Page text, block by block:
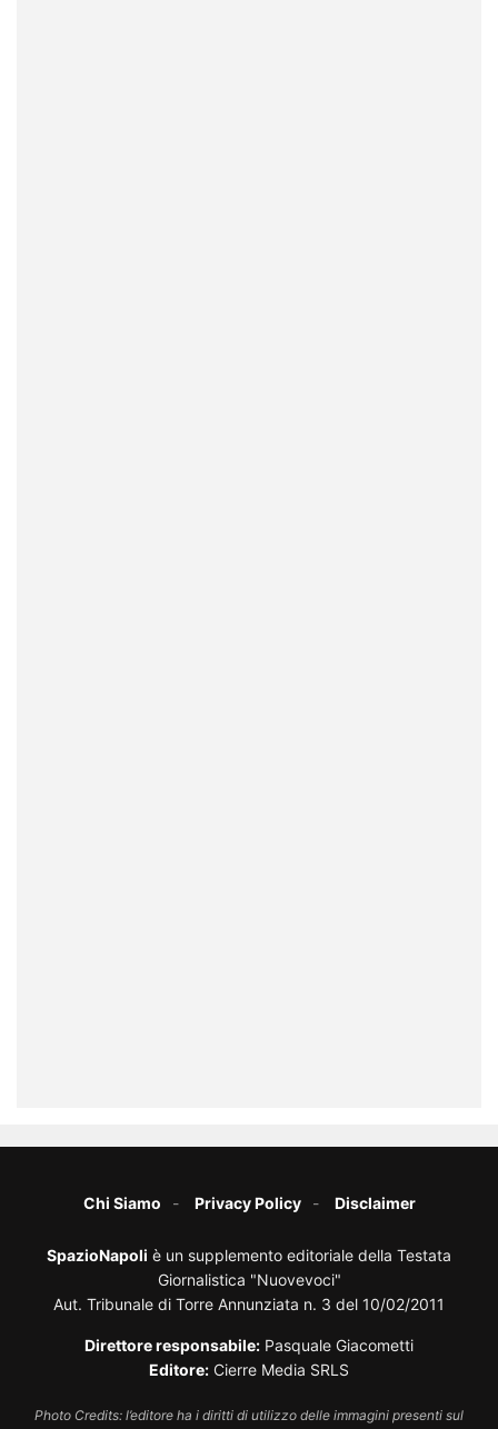
Chi Siamo Privacy Policy Disclaimer
SpazioNapoli è un supplemento editoriale della Testata
Giornalistica "Nuovevoci"
Aut. Tribunale di Torre Annunziata n. 3 del 10/02/2011
Direttore responsabile: Pasquale Giacometti
Editore: Cierre Media SRLS
Photo Credits: l’editore ha i diritti di utilizzo delle immagini presenti sul